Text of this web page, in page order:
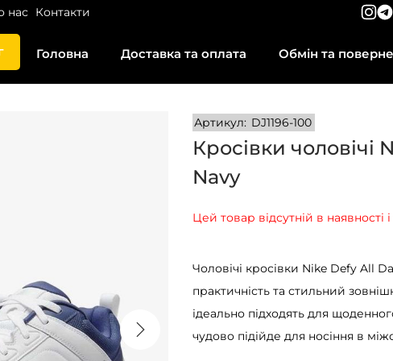
нас Контакти
Головна Доставка та оплата Обмін та
Артикул: DJ1196-100
Кросівки
Navy
Цей товар відсутній в наявності
Чоловічі кросівки Nike Defy All
практичність та стильний
ідеально підходять для
чудово підійде для носіння в